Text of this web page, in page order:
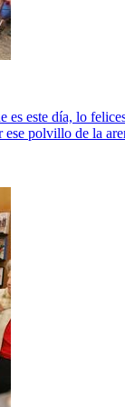
es este día, lo
polvillo de la